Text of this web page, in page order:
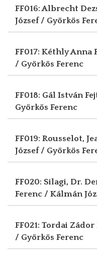
FF016: Albrecht
József / Györkös
FF017: Kéthly Anna
/ Györkös Ferenc
FF018: Gál István
Györkös Ferenc
FF019: Rousselot,
József / Györkös
FF020: Silagi, Dr.
Ferenc / Kálmán
FF021: Tordai Zádor
/ Györkös Ferenc